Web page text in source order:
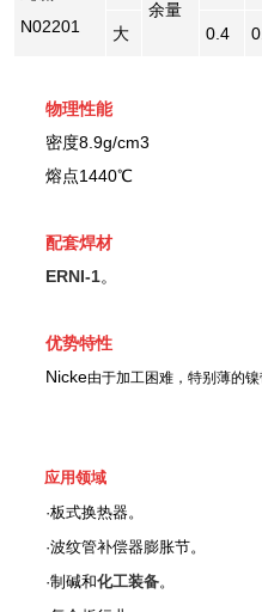
N02201
余量
大
0.4
物理性能
密度8.9g/cm3
熔点1440℃
配套焊材
ERNI-1。
优势特性
Nicke由于加工困难，特别薄的
应用领域
·板式换热器。
·波纹管补偿器膨胀节。
·制碱和化工装备。